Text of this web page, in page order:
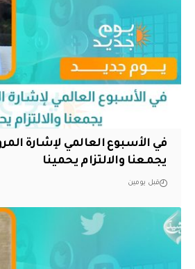
في الأسبوع العالمي لإشارة
يجمعنا والالتزام يحمينا
قبل يومين